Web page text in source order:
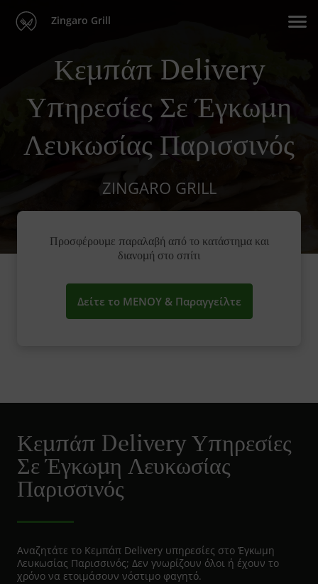
Zingaro Grill
Κεµπάπ Delivery
Υπηρεσίες Σε Έγκωμη
Λευκωσίας Παρισσινός
ZINGARO GRILL
Προσφέρουμε παραλαβή από το κατάστημα και
διανομή στο σπίτι
Δείτε το ΜΕΝΟΥ & Παραγγείλτε
Κεµπάπ Delivery Υπηρεσίες
Σε Έγκωμη Λευκωσίας
Παρισσινός
Αναζητάτε το Κεµπάπ Delivery υπηρεσίες στο Έγκωμη
Λευκωσίας Παρισσινός; Δεν γνωρίζουν όλοι ή έχουν το
χρόνο να ετοιμάσουν νόστιμο φαγητό.